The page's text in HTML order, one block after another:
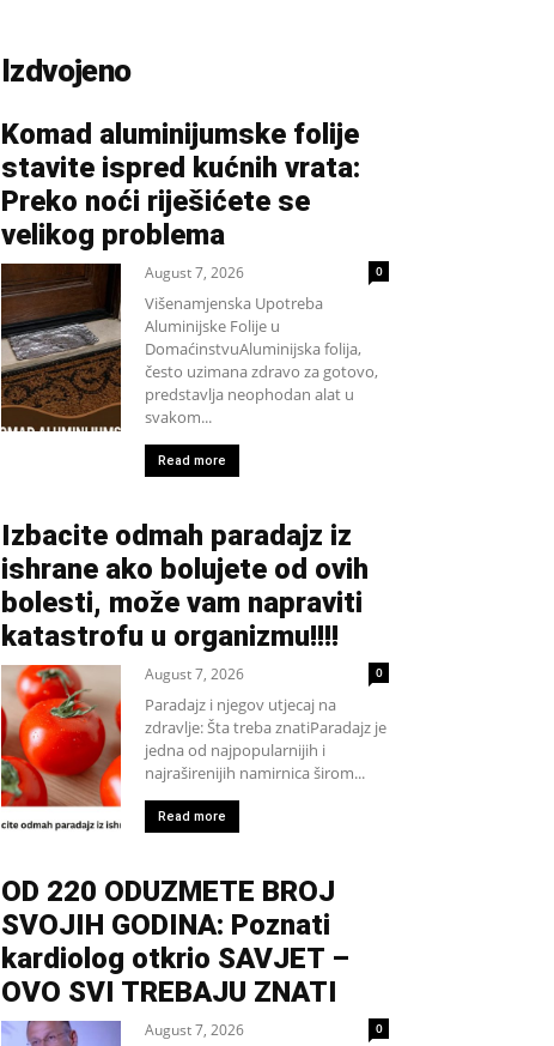
Izdvojeno
Komad aluminijumske folije
stavite ispred kućnih vrata:
Preko noći riješićete se
velikog problema
August 7, 2026 0
Višenamjenska Upotreba
Aluminijske Folije u
DomaćinstvuAluminijska folija,
često uzimana zdravo za gotovo,
predstavlja neophodan alat u
svakom...
Read more
Izbacite odmah paradajz iz
ishrane ako bolujete od ovih
bolesti, može vam napraviti
katastrofu u organizmu!!!!
August 7, 2026 0
Paradajz i njegov utjecaj na
zdravlje: Šta treba znatiParadajz je
jedna od najpopularnijih i
najraširenijih namirnica širom...
Read more
OD 220 ODUZMETE BROJ
SVOJIH GODINA: Poznati
kardiolog otkrio SAVJET –
OVO SVI TREBAJU ZNATI
August 7, 2026 0